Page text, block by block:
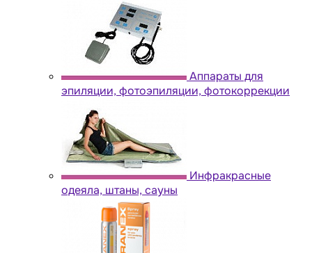
Аппараты для
эпиляции, фотоэпиляции, фотокоррекции
Инфракрасные
одеяла, штаны, сауны